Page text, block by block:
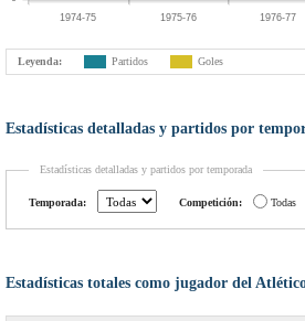
1974-75 1975-76 1976-77
Leyenda: Partidos Goles
Estadísticas detalladas y partidos por
Estadísticas detalladas y partidos por temporada
Temporada: Competición: Todas
Estadísticas totales como jugador del